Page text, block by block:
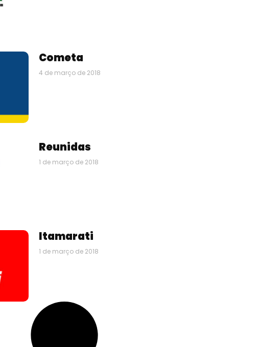
Cometa
4 de março de 2018
Reunidas
1 de março de 2018
Itamarati
1 de março de 2018